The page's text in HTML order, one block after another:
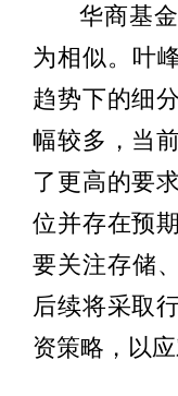
华商基
为相似。叶
趋势下的细
幅较多，当
了更高的要
位并存在预
要关注存储
后续将采取
资策略，以